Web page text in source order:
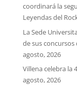
coordinará la
Leyendas del
La Sede
de sus
agosto, 2026
Villena celebra la
agosto, 2026